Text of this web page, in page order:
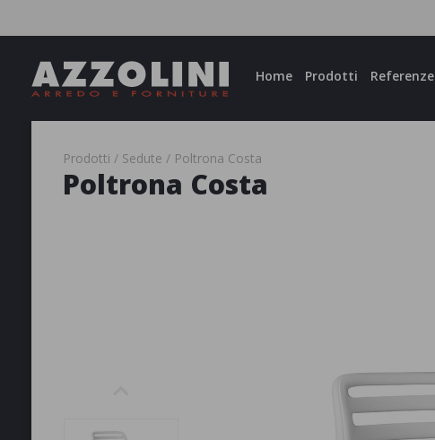
Home Prodotti Referenze
Prodotti Sedute Poltrona Costa
Poltrona Costa